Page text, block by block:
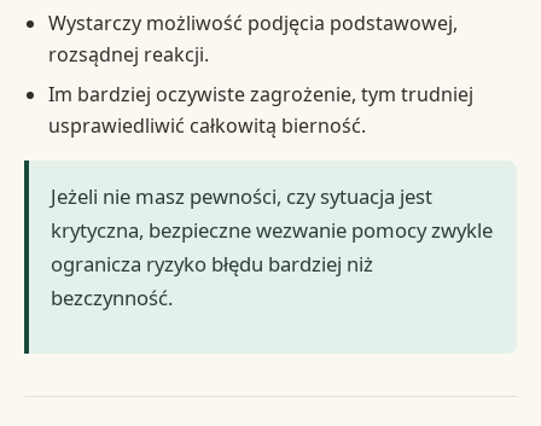
Wystarczy możliwość podjęcia podstawowej,
rozsądnej reakcji.
Im bardziej oczywiste zagrożenie, tym trudniej
usprawiedliwić całkowitą bierność.
Jeżeli nie masz pewności, czy sytuacja jest
krytyczna, bezpieczne wezwanie pomocy zwykle
ogranicza ryzyko błędu bardziej niż
bezczynność.